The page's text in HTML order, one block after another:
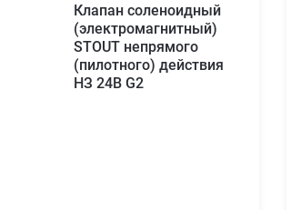
Клапан соленоидный
(электромагнитный)
STOUT непрямого
(пилотного) действия
НЗ 24В G2